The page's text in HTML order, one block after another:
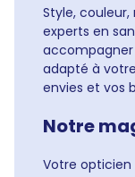
Style,
experts en
accompagner
adapté à
envies et vos
Notre
Votre opticien